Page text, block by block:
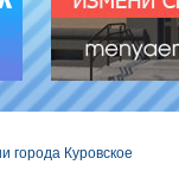
города Куровское